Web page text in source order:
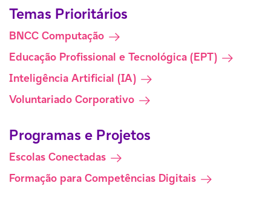
Temas Prioritários
BNCC Computação
Educação Profissional e Tecnológica (EPT)
Inteligência Artificial (IA)
Voluntariado Corporativo
Programas e Projetos
Escolas Conectadas
Formação para Competências Digitais